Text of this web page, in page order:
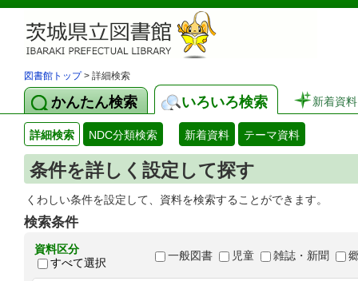
図書館トップ> 詳細検索
かんたん検索 いろいろ検索 新着資料
詳細検索 NDC分類検索 新着資料 テーマ資料
条件を詳しく設定して探す
くわしい条件を設定して、資料を検索することができます。
検索条件
資料区分
すべて選択
一般図書 児童 雑誌・新聞